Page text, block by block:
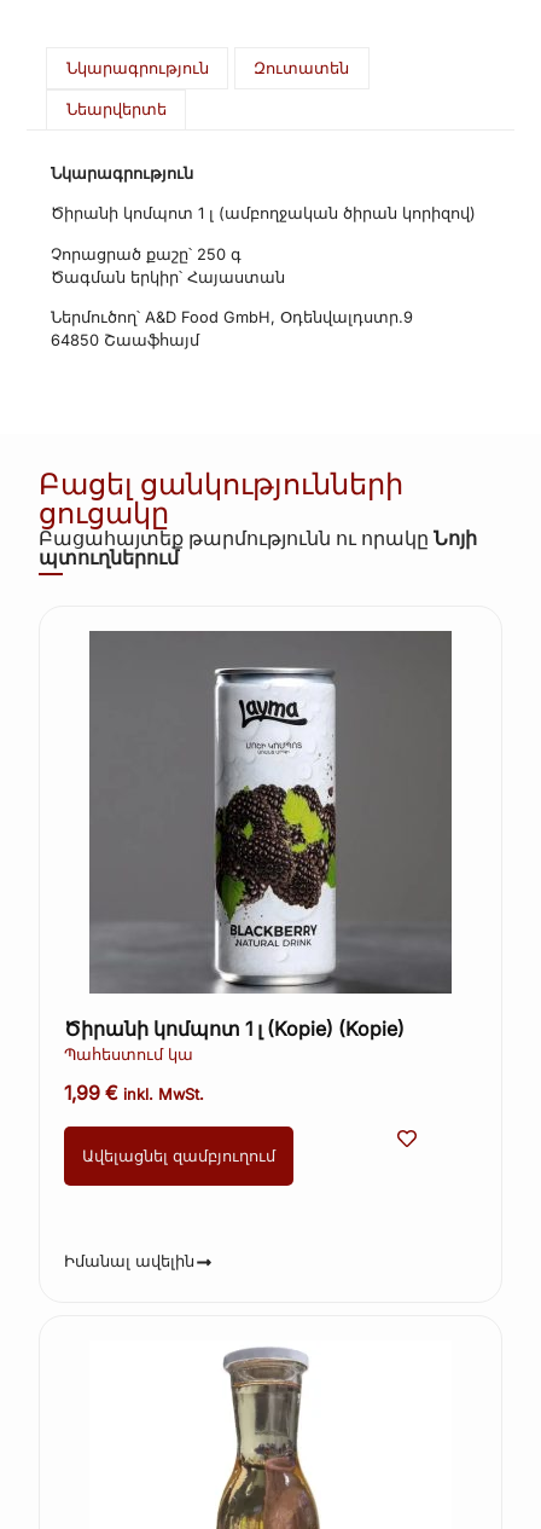
Նկարագրություն Զուտատեն
Նեարվերտե
Նկարագրություն
Ծիրանի կոմպոտ 1 լ (ամբողջական ծիրան կորիզով)
Չորացրած քաշը՝ 250 գ
Ծագման երկիր՝ Հայաստան
Ներմուծող՝ A&D Food GmbH, Օդենվալդստր.9
64850 Շաաֆհայմ
Բացել ցանկությունների
ցուցակը
Բացահայտեք թարմությունն ու որակըՆոյի
պտուղներում
Ծիրանի կոմպոտ 1 լ (Kopie) (Kopie)
Պահեստում կա
1,99€ inkl. MwSt.
Ավելացնել զամբյուղում
Իմանալ ավելին